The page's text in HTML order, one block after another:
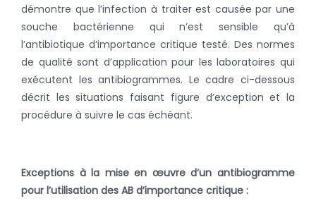
démontre que l’infection à traiter est causée par une
souche bactérienne qui n’est sensible qu’à
l’antibiotique d’importance critique testé. Des normes
de qualité sont d’application pour les laboratoires qui
exécutent les antibiogrammes. Le cadre ci-dessous
décrit les situations faisant figure d’exception et la
procédure à suivre le cas échéant.
Exceptions à la mise en œuvre d’un antibiogramme
pour l’utilisation des AB d’importance critique :